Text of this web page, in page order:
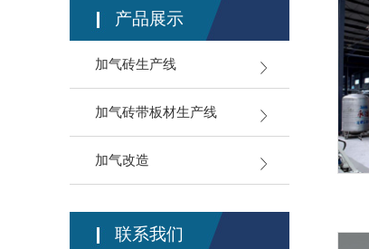
产品展示
加气砖生产线
加气砖带板材生产线
加气改造
联系我们